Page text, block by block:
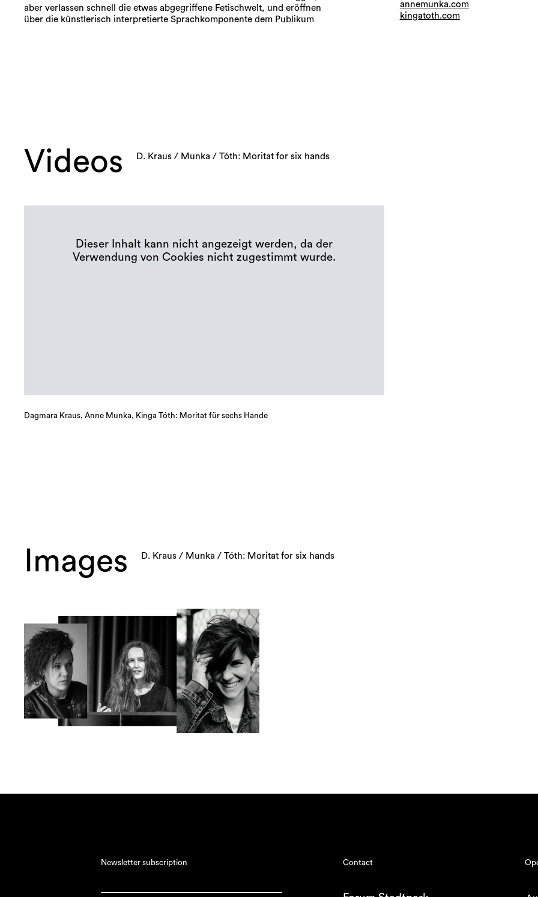
aber verlassen schnell die etwas abgegriffene Fetischwelt, und eröffnen
über die künstlerisch interpretierte Sprachkomponente dem Publikum
annemunka.com
kingatoth.com
Videos D. Kraus / Munka / Tóth: Moritat for six hands
Dieser Inhalt kann nicht angezeigt werden, da der
Verwendung von Cookies nicht zugestimmt wurde.
Dagmara Kraus, Anne Munka, Kinga Tóth: Moritat für sechs Hände
Images D. Kraus / Munka / Tóth: Moritat for six hands
Newsletter subscription Contact